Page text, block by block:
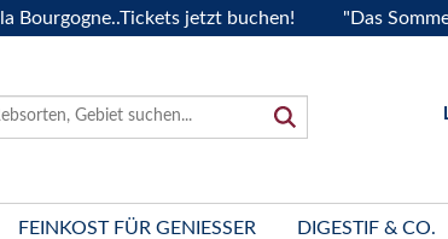
jetzt buchen! "Das
FEINKOST FÜR GENIESSER DIGESTIF & CO.